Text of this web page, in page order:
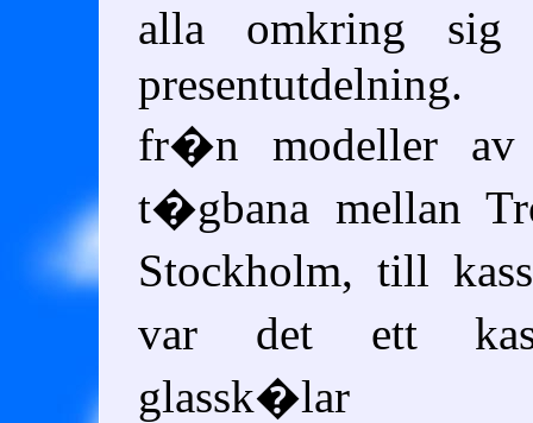
alla omkring
fr�n modeller av
t�gbana mellan
Stockholm, till
var det ett